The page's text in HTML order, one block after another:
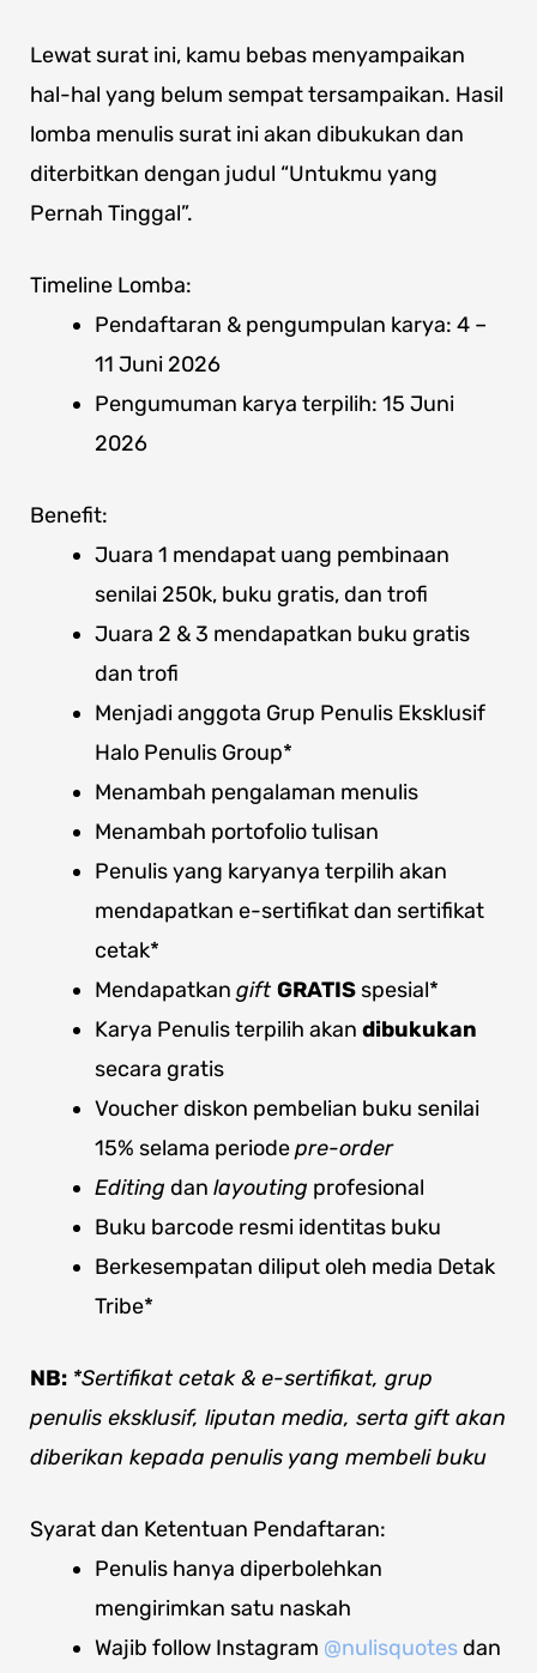
Lewat surat ini, kamu bebas menyampaikan
hal-hal yang belum sempat tersampaikan. Hasil
lomba menulis surat ini akan dibukukan dan
diterbitkan dengan judul “Untukmu yang
Pernah Tinggal”.
Timeline Lomba:
Pendaftaran & pengumpulan karya: 4 –
11 Juni 2026
Pengumuman karya terpilih: 15 Juni
2026
Benefit:
Juara 1 mendapat uang pembinaan
senilai 250k, buku gratis, dan trofi
Juara 2 & 3 mendapatkan buku gratis
dan trofi
Menjadi anggota Grup Penulis Eksklusif
Halo Penulis Group*
Menambah pengalaman menulis
Menambah portofolio tulisan
Penulis yang karyanya terpilih akan
mendapatkan e-sertifikat dan sertifikat
cetak*
Mendapatkan gift GRATIS spesial*
Karya Penulis terpilih akan dibukukan
secara gratis
Voucher diskon pembelian buku senilai
15% selama periodepre-order
Editing dan layouting profesional
Buku barcode resmi identitas buku
Berkesempatan diliput oleh media Detak
Tribe*
NB: *Sertifikat cetak & e-sertifikat, grup
penulis eksklusif, liputan media, serta gift akan
diberikan kepada penulis yang membeli buku
Syarat dan Ketentuan Pendaftaran:
Penulis hanya diperbolehkan
mengirimkan satu naskah
Wajib follow Instagram @nulisquotesdan